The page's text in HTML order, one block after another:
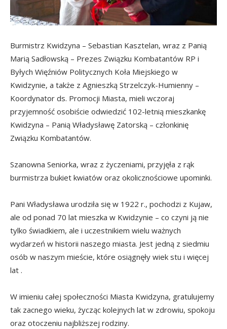
Burmistrz Kwidzyna – Sebastian Kasztelan, wraz z Panią
Marią Sadłowską – Prezes Związku Kombatantów RP i
Byłych Więźniów Politycznych Koła Miejskiego w
Kwidzynie, a także z Agnieszką Strzelczyk-Humienny –
Koordynator ds. Promocji Miasta, mieli wczoraj
przyjemność osobiście odwiedzić 102-letnią mieszkankę
Kwidzyna – Panią Władysławę Zatorską – członkinię
Związku Kombatantów.
Szanowna Seniorka, wraz z życzeniami, przyjęła z rąk
burmistrza bukiet kwiatów oraz okolicznościowe upominki.
Pani Władysława urodziła się w 1922 r., pochodzi z Kujaw,
ale od ponad 70 lat mieszka w Kwidzynie – co czyni ją nie
tylko świadkiem, ale i uczestnikiem wielu ważnych
wydarzeń w historii naszego miasta. Jest jedną z siedmiu
osób w naszym mieście, które osiągnęły wiek stu i więcej
lat .
W imieniu całej społeczności Miasta Kwidzyna, gratulujemy
tak zacnego wieku, życząc kolejnych lat w zdrowiu, spokoju
oraz otoczeniu najbliższej rodziny.